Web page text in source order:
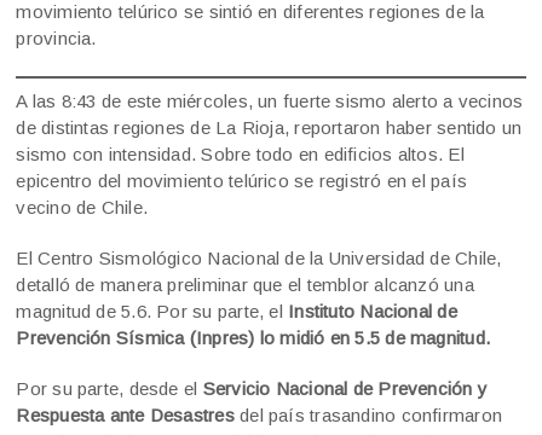
movimiento telúrico se sintió en diferentes regiones de la
provincia.
A las 8:43 de este miércoles, un fuerte sismo alerto a vecinos
de distintas regiones de La Rioja, reportaron haber sentido un
sismo con intensidad. Sobre todo en edificios altos. El
epicentro del movimiento telúrico se registró en el país
vecino de Chile.
El Centro Sismológico Nacional de la Universidad de Chile,
detalló de manera preliminar que el temblor alcanzó una
magnitud de 5.6. Por su parte, el Instituto Nacional de
Prevención Sísmica (Inpres) lo midió en 5.5 de magnitud.
Por su parte, desde el Servicio Nacional de Prevención y
Respuesta ante Desastresdel país trasandino confirmaron